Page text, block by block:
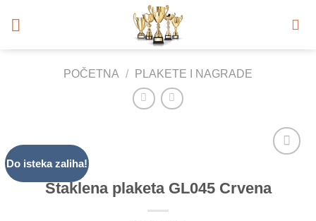
POČETNA / PLAKETE I NAGRADE
Do isteka zaliha!
Staklena plaketa GL045 Crvena